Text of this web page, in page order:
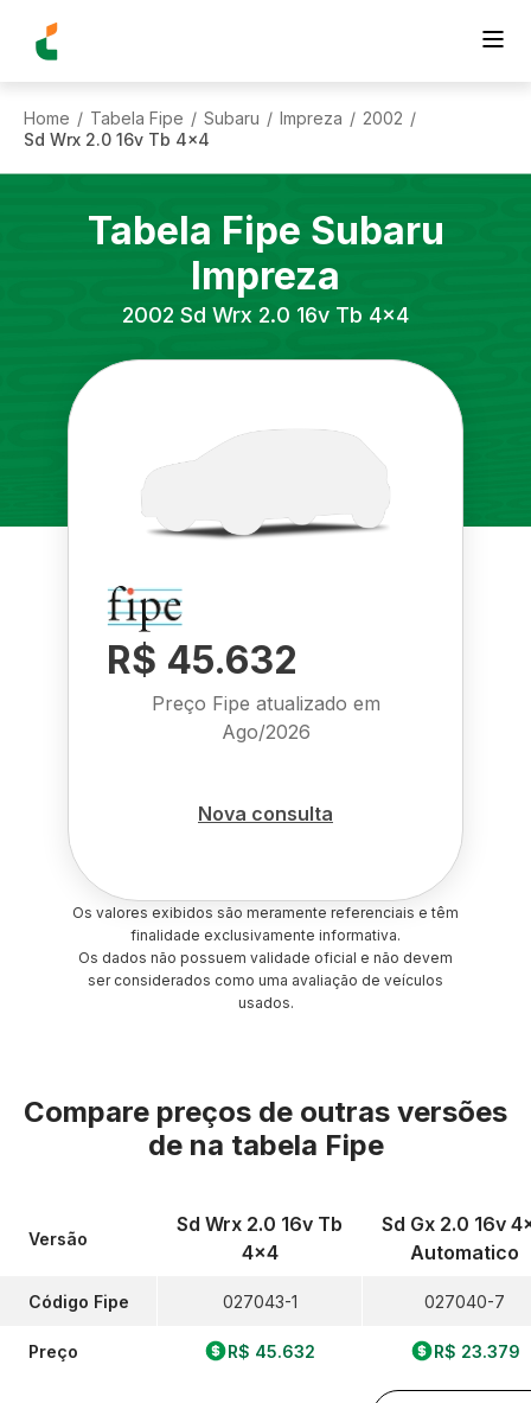
Home / Tabela Fipe / Subaru / Impreza / 2002 /
Sd Wrx 2.0 16v Tb 4x4
Tabela Fipe Subaru
Impreza
2002 Sd Wrx 2.0 16v Tb 4x4
R$ 45.632
Preço Fipe atualizado em
Ago/2026
Nova consulta
Os valores exibidos são meramente referenciais e têm
finalidade exclusivamente informativa.
Os dados não possuem validade oficial e não devem
ser considerados como uma avaliação de veículos
usados.
Compare preços de outras versões
de na tabela Fipe
Versão
Código Fipe
Preço
Sd Wrx 2.0 16v Tb
4x4
027043-1
R$ 45.632
Sd Gx 2.0 16v
Automatico
027040-7
R$ 23.379